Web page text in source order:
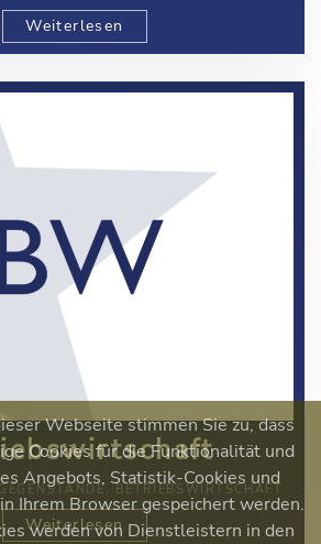
Weiterlesen
BETRIEBSWIRTSCHAFT
Weiterlesen
Webseite stimmen Sie zu, dass
Cookies für die Funktionalität und
Angebots, Statistik-Cookies und
Ihrem Browser gespeichert werden.
werden von Dienstleistern in den